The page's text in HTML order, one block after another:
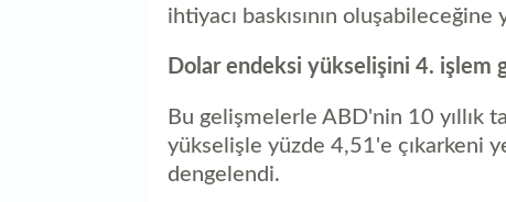
ihtiyacı baskısının
Dolar endeksi yükselişini 4. işlem
Bu gelişmelerle ABD'nin 10 yıllık
yükselişle yüzde 4,51'e çıkarkeni
dengelendi.